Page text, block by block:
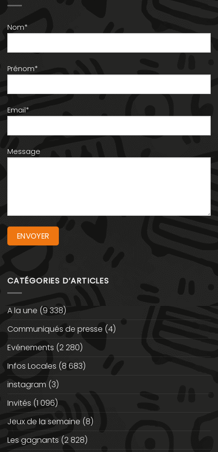
Nom*
Prénom*
Email*
Message
CATÉGORIES D’ARTICLES
A la une (9 338)
Communiqués de presse (4)
Evénements (2 280)
Infos Locales (8 683)
instagram (3)
Invités (1 096)
Jeux de la semaine (8)
Les gagnants (2 828)